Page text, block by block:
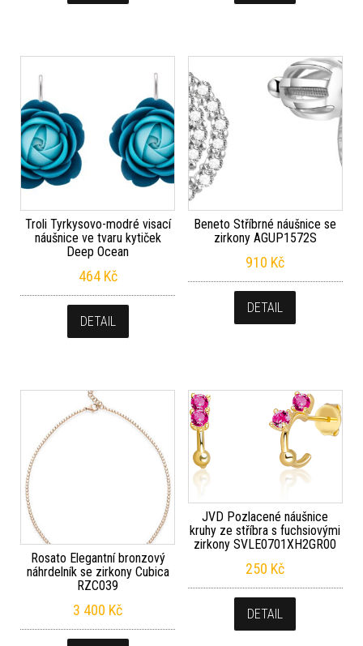
Troli Tyrkysovo-modré visací
náušnice ve tvaru kytiček
Deep Ocean
464 Kč
DETAIL
Beneto Stříbrné náušnice se
zirkony AGUP1572S
910 Kč
DETAIL
Rosato Elegantní bronzový
náhrdelník se zirkony Cubica
RZC039
3 400 Kč
JVD Pozlacené náušnice
kruhy ze stříbra s fuchsiovými
zirkony SVLE0701XH2GR00
250 Kč
DETAIL